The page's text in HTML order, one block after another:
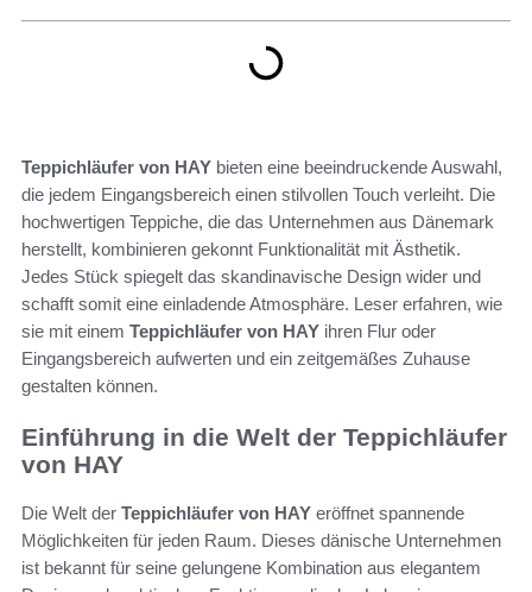
Teppichläufer von HAY bieten eine beeindruckende Auswahl,
die jedem Eingangsbereich einen stilvollen Touch verleiht. Die
hochwertigen Teppiche, die das Unternehmen aus Dänemark
herstellt, kombinieren gekonnt Funktionalität mit Ästhetik.
Jedes Stück spiegelt das skandinavische Design wider und
schafft somit eine einladende Atmosphäre. Leser erfahren, wie
sie mit einem Teppichläufer von HAY ihren Flur oder
Eingangsbereich aufwerten und ein zeitgemäßes Zuhause
gestalten können.
Einführung in die Welt der Teppichläufer
von HAY
Die Welt der Teppichläufer von HAY eröffnet spannende
Möglichkeiten für jeden Raum. Dieses dänische Unternehmen
ist bekannt für seine gelungene Kombination aus elegantem